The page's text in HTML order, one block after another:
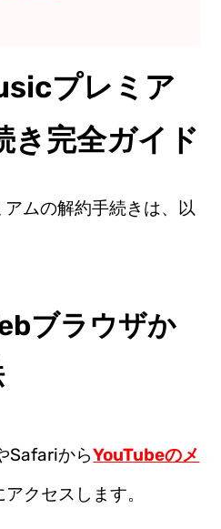
プレミア
き完全ガイド
ムの解約手続きは、以
ブラウザか
SafariからYouTubeのメ
アクセスします。